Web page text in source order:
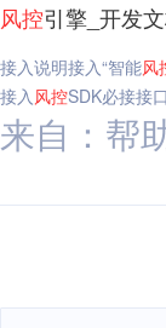
风控引擎_开发
接入说明接入“智能风
接入风控SDK必接接
来自：帮